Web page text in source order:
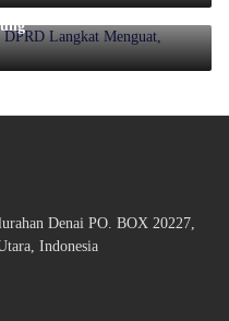
DPRD Langkat
Denai PO. BOX 20227,
Indonesia